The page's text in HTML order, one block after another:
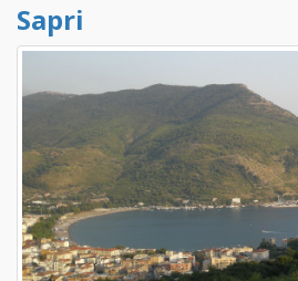
Sapri